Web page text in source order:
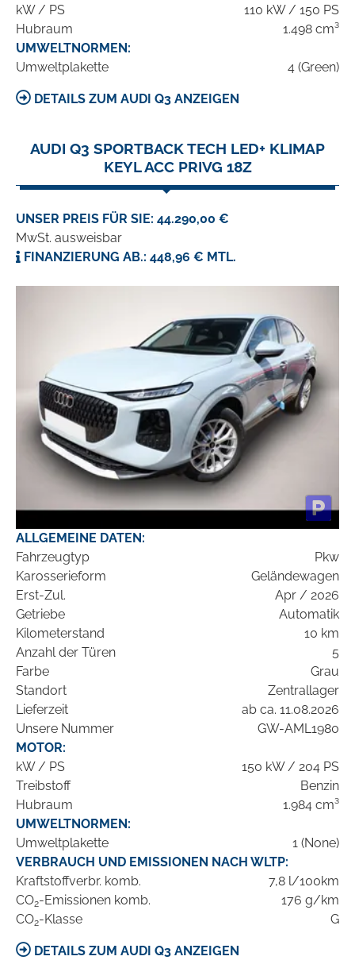
kW / PS
110 kW / 150 PS
Hubraum
1.498 cm³
UMWELTNORMEN:
Umweltplakette
4 (Green)
DETAILS ZUM AUDI Q3 ANZEIGEN
AUDI Q3 SPORTBACK TECH LED+ KLIMAP
KEYL ACC PRIVG 18Z
UNSER PREIS FÜR SIE: 44.290,00 €
MwSt. ausweisbar
FINANZIERUNG AB.: 448,96 € MTL.
ALLGEMEINE DATEN:
Fahrzeugtyp
Pkw
Karosserieform
Geländewagen
Erst-Zul.
Apr / 2026
Getriebe
Automatik
Kilometerstand
10 km
Anzahl der Türen
5
Farbe
Grau
Standort
Zentrallager
Lieferzeit
ab ca. 11.08.2026
Unsere Nummer
GW-AML1980
MOTOR:
kW / PS
150 kW / 204 PS
Treibstoff
Benzin
Hubraum
1.984 cm³
UMWELTNORMEN:
Umweltplakette
1 (None)
VERBRAUCH UND EMISSIONEN NACH WLTP:
Kraftstoffverbr. komb.
7,8 l/100km
CO2-Emissionen komb.
176 g/km
CO2-Klasse G
DETAILS ZUM AUDI Q3 ANZEIGEN